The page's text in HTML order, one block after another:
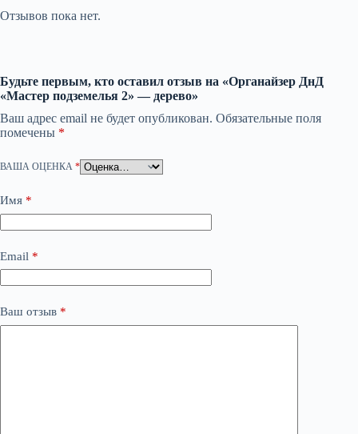
Отзывов пока нет.
Будьте первым, кто оставил отзыв на «Органайзер ДнД
«Мастер подземелья 2» — дерево»
Ваш адрес email не будет опубликован. Обязательные поля
помечены *
ВАША ОЦЕНКА *
Имя *
Email *
Ваш отзыв *